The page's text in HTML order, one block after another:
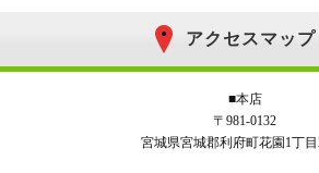
アクセスマップ
■本店
〒981-0132
宮城県宮城郡利府町花園1丁目